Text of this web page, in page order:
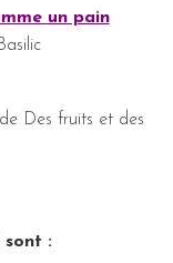
un pain
de Des fruits et des
sont :